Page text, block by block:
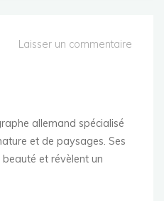
Laisser un commentaire
allemand spécialisé
et de paysages. Ses
et révèlent un